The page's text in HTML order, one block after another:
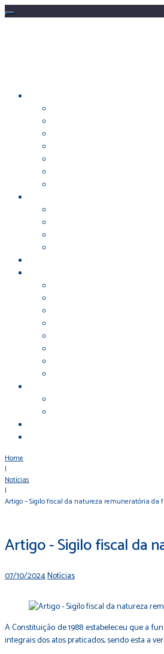
Home
|
Notícias
|
Artigo – Sigilo fiscal da natureza remuneratória da
Artigo - Sigilo fiscal da
07/10/2024Notícias
A Constituição de 1988 estabeleceu que a
integrais dos atos praticados, sendo esta a